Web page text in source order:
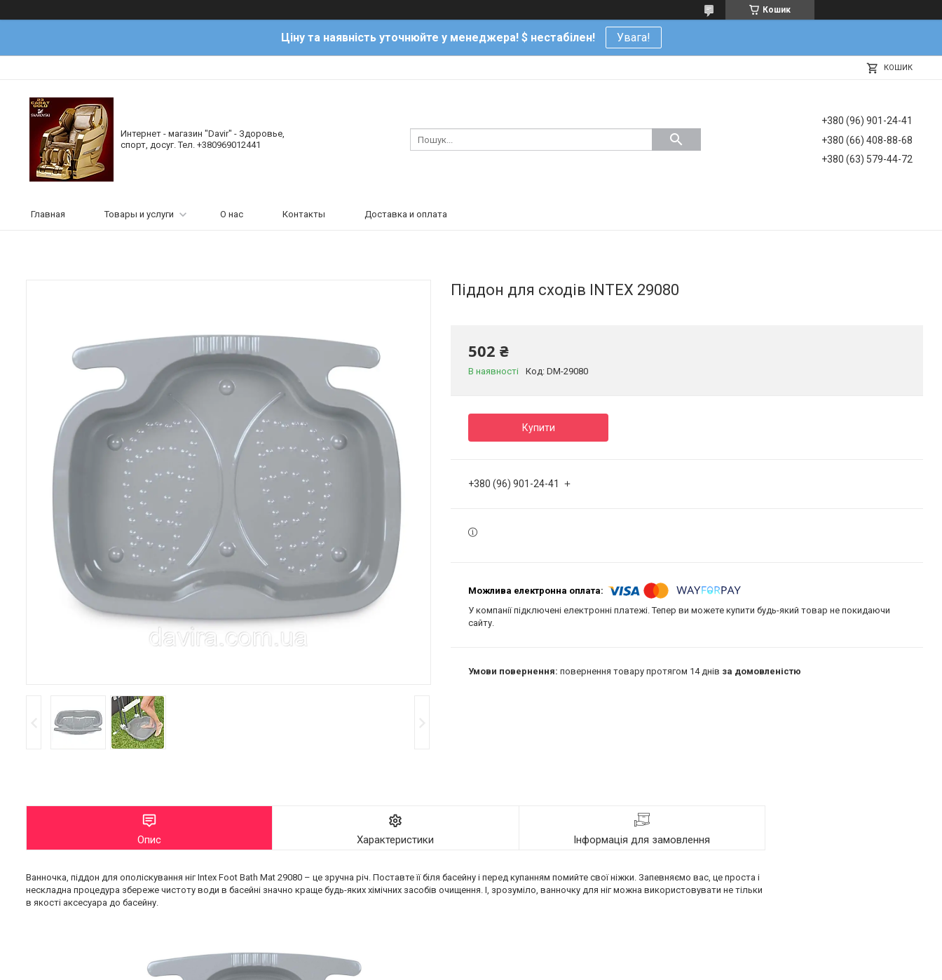
Кошик
Ціну та наявність уточнюйте у менеджера! $ нестабілен! Увага!
КОШИК
Интернет - магазин "Davir" - Здоровье,
спорт, досуг. Тел. +380969012441
+380 (96) 901-24-41
+380 (66) 408-88-68
+380 (63) 579-44-72
Главная Товары и услуги О нас Контакты Доставка и оплата
Піддон для сходів INTEX 29080
502 ₴
В наявності Код: DM-29080
Купити
+380 (96) 901-24-41
У компанії підключені електронні платежі. Тепер ви можете купити будь-який товар не покидаючи
сайту.
повернення товару протягом 14 днів за домовленістю
Опис Характеристики Інформація для замовлення
Ванночка, піддон для ополіскування ніг Intex Foot Bath Mat 29080 – це зручна річ. Поставте її біля басейну і перед купанням помийте свої ніжки. Запевняємо вас, це проста і
нескладна процедура збереже чистоту води в басейні значно краще будь-яких хімічних засобів очищення. І, зрозуміло, ванночку для ніг можна використовувати не тільки
в якості аксесуара до басейну.